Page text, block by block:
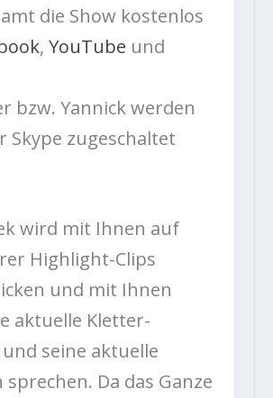
die Show kostenlos
, YouTube und
bzw. Yannick werden
Skype zugeschaltet
wird mit Ihnen auf
Highlight-Clips
und mit Ihnen
aktuelle Kletter-
seine aktuelle
Da das Ganze